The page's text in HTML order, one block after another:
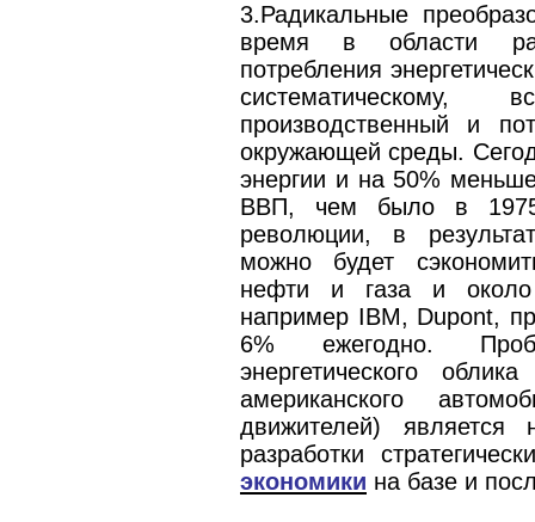
3.Радикальные
время в области
потребления
систематическому,
производственный и
окружающей среды.
энергии и на 50%
ВВП, чем было в
революции, в
можно будет
нефти и газа и
например IBM, Dupont,
6% ежегодно.
энергетического
американского
движителей) является
разработки
экономики на базе и